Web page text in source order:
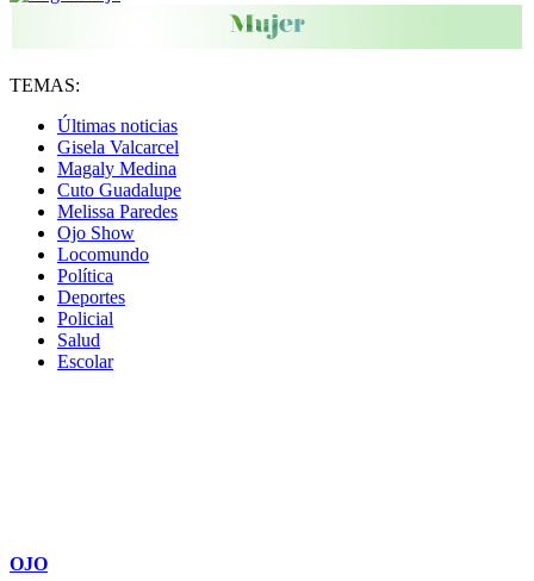
TEMAS:
Últimas noticias
Gisela Valcarcel
Magaly Medina
Cuto Guadalupe
Melissa Paredes
Ojo Show
Locomundo
Política
Deportes
Policial
Salud
Escolar
OJO